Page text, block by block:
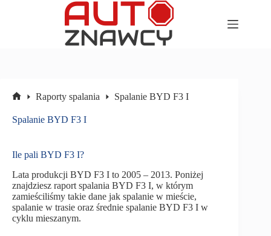
główna
Raporty spalania Spalanie BYD F3 I
Spalanie BYD F3 I
Ile pali BYD F3 I?
Lata produkcji BYD F3 I to 2005 – 2013. Poniżej
znajdziesz raport spalania BYD F3 I, w którym
zamieściliśmy takie dane jak spalanie w mieście,
spalanie w trasie oraz średnie spalanie BYD F3 I w
cyklu mieszanym.